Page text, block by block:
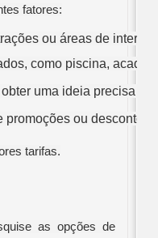
fatores:
ou áreas de
como piscina,
uma ideia precisa do
ou descontos.
tarifas.
as opções de